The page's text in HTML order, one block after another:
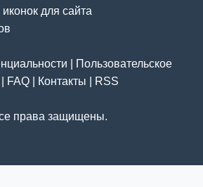
для сайта
Пользовательское
FAQ Контакты RSS
права защищены.